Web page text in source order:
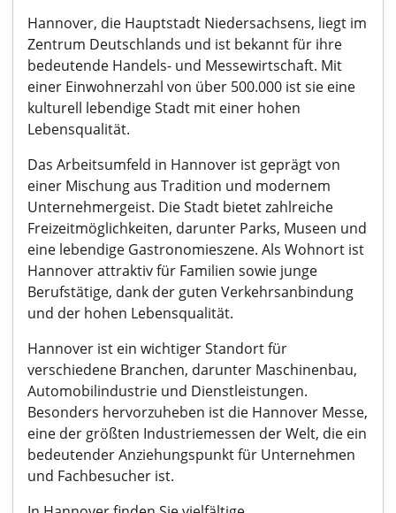
Hannover, die Hauptstadt Niedersachsens, liegt im
Zentrum Deutschlands und ist bekannt für ihre
bedeutende Handels- und Messewirtschaft. Mit
einer Einwohnerzahl von über 500.000 ist sie eine
kulturell lebendige Stadt mit einer hohen
Lebensqualität.
Das Arbeitsumfeld in Hannover ist geprägt von
einer Mischung aus Tradition und modernem
Unternehmergeist. Die Stadt bietet zahlreiche
Freizeitmöglichkeiten, darunter Parks, Museen und
eine lebendige Gastronomieszene. Als Wohnort ist
Hannover attraktiv für Familien sowie junge
Berufstätige, dank der guten Verkehrsanbindung
und der hohen Lebensqualität.
Hannover ist ein wichtiger Standort für
verschiedene Branchen, darunter Maschinenbau,
Automobilindustrie und Dienstleistungen.
Besonders hervorzuheben ist die Hannover Messe,
eine der größten Industriemessen der Welt, die ein
bedeutender Anziehungspunkt für Unternehmen
und Fachbesucher ist.